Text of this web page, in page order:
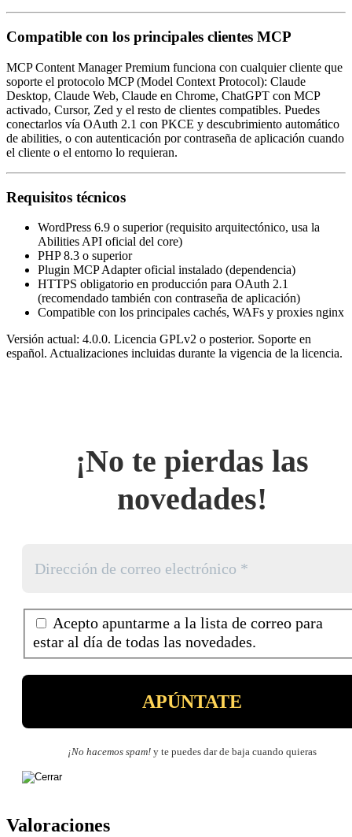
Compatible con los principales clientes MCP
MCP Content Manager Premium funciona con cualquier cliente que
soporte el protocolo MCP (Model Context Protocol): Claude
Desktop, Claude Web, Claude en Chrome, ChatGPT con MCP
activado, Cursor, Zed y el resto de clientes compatibles. Puedes
conectarlos vía OAuth 2.1 con PKCE y descubrimiento automático
de abilities, o con autenticación por contraseña de aplicación cuando
el cliente o el entorno lo requieran.
Requisitos técnicos
WordPress 6.9 o superior (requisito arquitectónico, usa la
Abilities API oficial del core)
PHP 8.3 o superior
Plugin MCP Adapter oficial instalado (dependencia)
HTTPS obligatorio en producción para OAuth 2.1
(recomendado también con contraseña de aplicación)
Compatible con los principales cachés, WAFs y proxies nginx
Versión actual: 4.0.0. Licencia GPLv2 o posterior. Soporte en
español. Actualizaciones incluidas durante la vigencia de la licencia.
¡No te pierdas las
novedades!
Acepto apuntarme a la lista de correo para
estar al día de todas las novedades.
¡No hacemos spam!y te puedes dar de baja cuando quieras
Valoraciones